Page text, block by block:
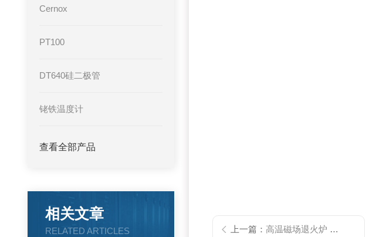
上一篇： 高温磁场退火炉 磁性材料实验炉
Cernox
PT100
DT640硅二极管
铑铁温度计
查看全部产品
相关文章
RELATED ARTICLES